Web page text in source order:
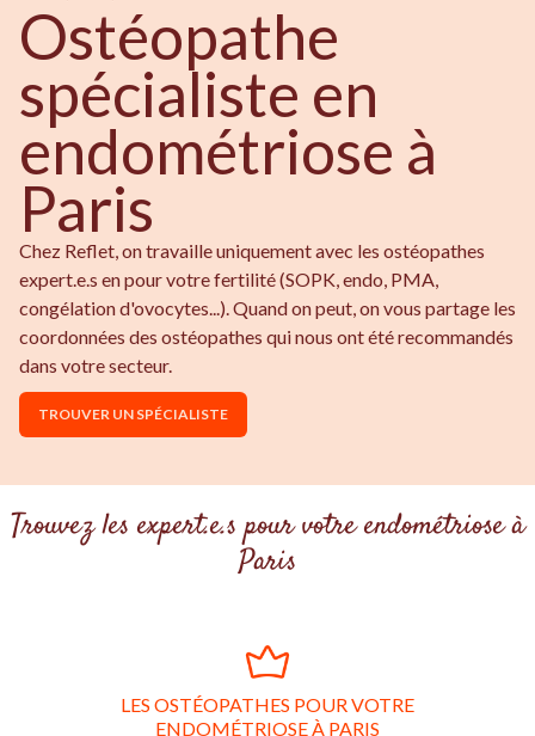
Ostéopathe
spécialiste en
endométriose à
Paris
Chez Reflet, on travaille uniquement avec les ostéopathes
expert.e.s en pour votre fertilité (SOPK, endo, PMA,
congélation d'ovocytes...). Quand on peut, on vous partage les
coordonnées des ostéopathes qui nous ont été recommandés
dans votre secteur.
TROUVER UN SPÉCIALISTE
Trouvez les expert.e.s pour votre endométriose à
Paris
LES OSTÉOPATHES POUR VOTRE
ENDOMÉTRIOSE À PARIS